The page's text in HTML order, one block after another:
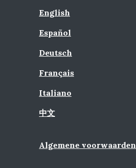
English
Español
Deutsch
Français
Italiano
中文
Algemene voorwaarden